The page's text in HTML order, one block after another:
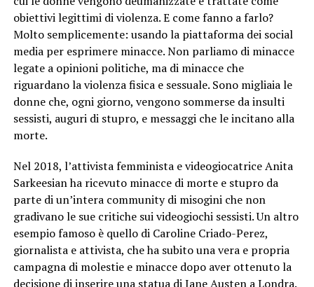
obiettivi legittimi di violenza. E come fanno a farlo?
Molto semplicemente: usando la piattaforma dei social
media per esprimere minacce. Non parliamo di minacce
legate a opinioni politiche, ma di minacce che
riguardano la violenza fisica e sessuale. Sono migliaia le
donne che, ogni giorno, vengono sommerse da insulti
sessisti, auguri di stupro, e messaggi che le incitano alla
morte.
Nel 2018, l’attivista femminista e videogiocatrice Anita
Sarkeesian ha ricevuto minacce di morte e stupro da
parte di un’intera community di misogini che non
gradivano le sue critiche sui videogiochi sessisti. Un altro
esempio famoso è quello di Caroline Criado-Perez,
giornalista e attivista, che ha subito una vera e propria
campagna di molestie e minacce dopo aver ottenuto la
decisione di inserire una statua di Jane Austen a Londra.